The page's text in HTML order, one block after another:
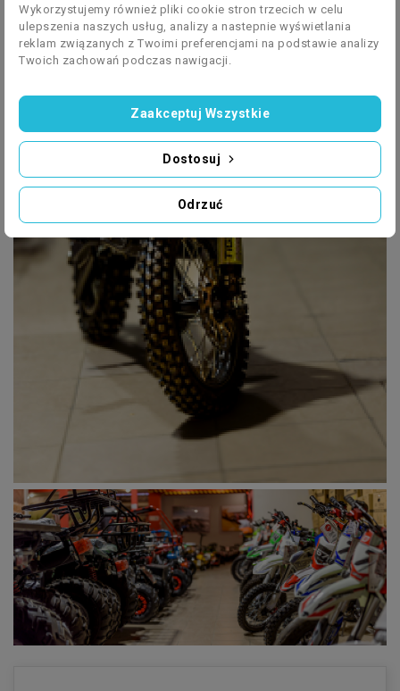
Wykorzystujemy również pliki cookie stron trzecich w celu
ulepszenia naszych usług, analizy a nastepnie wyświetlania
reklam związanych z Twoimi preferencjami na podstawie analizy
Twoich zachowań podczas nawigacji.
Odrzuć
Dostosuj
Zaakceptuj Wszystkie